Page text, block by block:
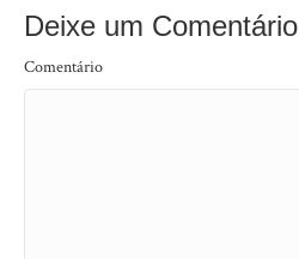
Deixe um Comentário
Comentário